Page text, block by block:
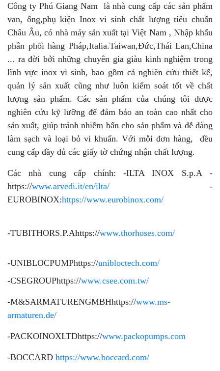
Công ty Phú Giang Nam là nhà cung cấp các sản phẩm
van, ống,phụ kiện Inox vi sinh chất lượng tiêu chuẩn
Châu Âu, có nhà máy sản xuất tại Việt Nam , Nhập khẩu
phân phối hàng Pháp,Italia.Taiwan,Đức,Thái Lan,China
... ra đời bởi những chuyên gia giàu kinh nghiệm trong
lĩnh vực inox vi sinh, bao gồm cả nghiên cứu thiết kế,
quản lý sản xuất cũng như luôn kiểm soát tốt về chất
lượng sản phẩm. Các sản phẩm của chúng tôi được
nghiên cứu kỹ lưỡng để đảm bảo an toàn cao nhất cho
sản xuất, giúp tránh nhiễm bẩn cho sản phẩm và dễ dàng
làm sạch và loại bỏ vi khuẩn. Với mỗi đơn hàng, đều
cung cấp đầy đủ các giấy tờ chứng nhận chất lượng.
Các nhà cung cấp chính: -ILTA INOX S.p.A -
https://www.arvedi.it/en/ilta/ -
EUROBINOX:https://www.eurobinox.com/
-TUBITHORS.P.Ahttps://www.thorhoses.com/
-UNIBLOCPUMPhttps://unibloctech.com/
-CSEGROUPhttps://www.csee.com.tw/
-M&SARMATURENGMBHhttps://www.ms-
armaturen.de/
-PACKOINOXLTDhttps://www.packopumps.com
-BOCCARD https://www.boccard.com/